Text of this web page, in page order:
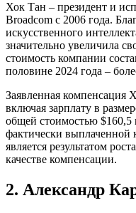
Хок Тан – президент и
Broadcom с 2006 года.
искусственного
значительно увеличила
стоимость компании
половине 2024 года –
Заявленная компенсация
включая зарплату в
общей стоимостью $160,5
фактически выплаченной
является результатом
качестве компенсации.
2. Александр